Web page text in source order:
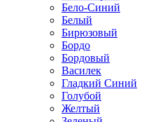
Бело-Синий
Белый
Бирюзовый
Бордо
Бордовый
Василек
Гладкий Синий
Голубой
Желтый